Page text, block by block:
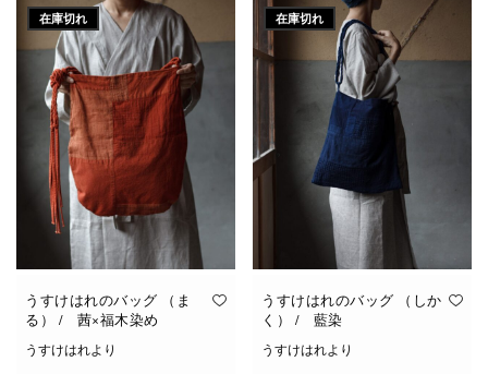
在庫切れ
うすけはれのバッグ （ま
る） / 茜×福木染め
うすけはれより
在庫切れ
うすけはれのバッグ （しか
く） / 藍染
うすけはれより